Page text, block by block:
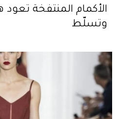
الأكمام المنتفخة
وتسلّط